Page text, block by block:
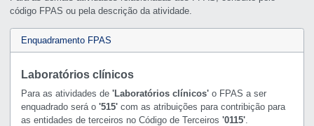
código FPAS ou pela descrição da atividade.
Enquadramento FPAS
Laboratórios clínicos
Para as atividades de 'Laboratórios clínicos'o FPAS a ser
enquadrado será o '515'com as atribuições para contribição para
as entidades de terceiros no Código de Terceiros '0115'.